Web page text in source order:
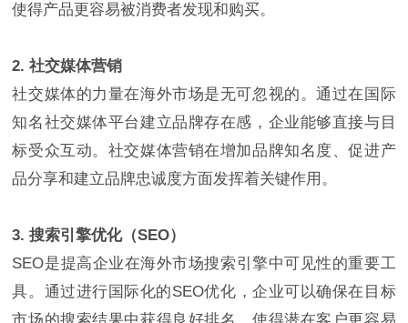
使得产品更容易被消费者发现和购买。
2. 社交媒体营销
社交媒体的力量在海外市场是无可忽视的。通过在国际
知名社交媒体平台建立品牌存在感，企业能够直接与目
标受众互动。社交媒体营销在增加品牌知名度、促进产
品分享和建立品牌忠诚度方面发挥着关键作用。
3. 搜索引擎优化（SEO）
SEO是提高企业在海外市场搜索引擎中可见性的重要工
具。通过进行国际化的SEO优化，企业可以确保在目标